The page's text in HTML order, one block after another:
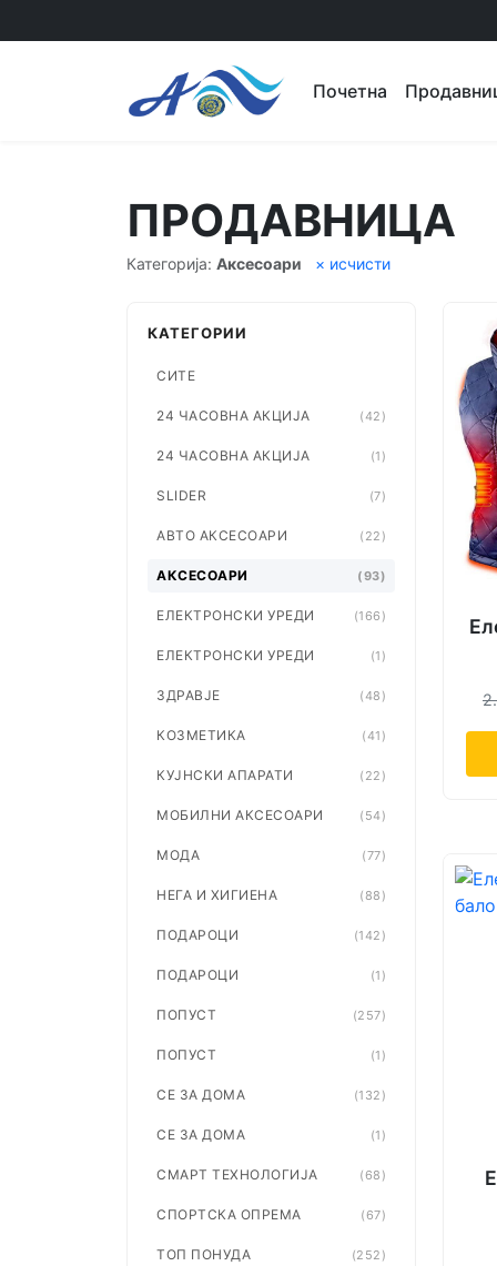
Почетна
ПРОДАВНИЦА
Категорија: Аксесоари × исчисти
КАТЕГОРИИ
СИТЕ
24 ЧАСОВНА АКЦИЈА (42)
24 ЧАСОВНА АКЦИЈА (1)
SLIDER (7)
АВТО АКСЕСОАРИ (22)
АКСЕСОАРИ (93)
ЕЛЕКТРОНСКИ УРЕДИ (166)
ЕЛЕКТРОНСКИ УРЕДИ (1)
ЗДРАВЈЕ (48)
КОЗМЕТИКА (41)
КУЈНСКИ АПАРАТИ (22)
МОБИЛНИ АКСЕСОАРИ (54)
МОДА (77)
НЕГА И ХИГИЕНА (88)
ПОДАРОЦИ (142)
ПОДАРОЦИ (1)
ПОПУСТ (257)
ПОПУСТ (1)
СЕ ЗА ДОМА (132)
СЕ ЗА ДОМА (1)
СМАРТ ТЕХНОЛОГИЈА (68)
СПОРТСКА ОПРЕМА (67)
ТОП ПОНУДА (252)